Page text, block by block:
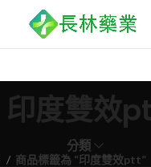
印度雙效
分類
商品標籤為 “印度雙效ptt”